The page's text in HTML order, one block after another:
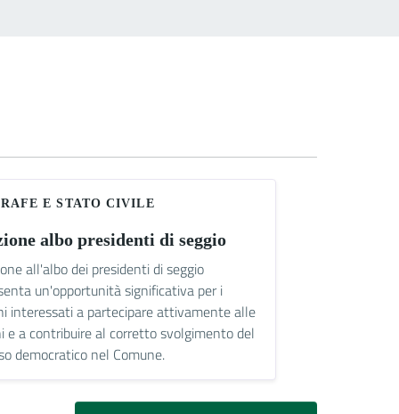
E STATO CIVILE
albo presidenti di seggio
all'albo dei presidenti di seggio
un'opportunità significativa per i
interessati a partecipare attivamente alle
e a contribuire al corretto svolgimento del
democratico nel Comune.